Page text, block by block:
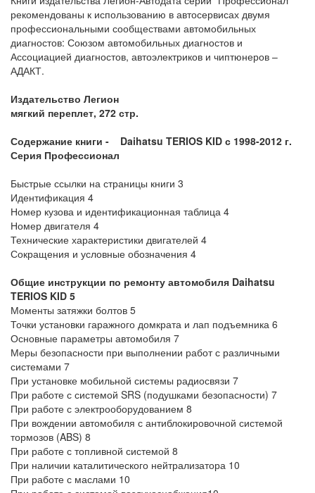
рекомендованы к использованию в автосервисах двумя
профессиональными сообществами автомобильных
диагностов: Союзом автомобильных диагностов и
Ассоциацией диагностов, автоэлектриков и чиптюнеров –
АДАКТ.
Издательство Легион
мягкий переплет, 272 стр.
Содержание книги -
Daihatsu TERIOS KID с 1998-2012 г.
Серия Профессионал
Быстрые ссылки на страницы книги 3
Идентификация 4
Номер кузова и идентификационная таблица 4
Номер двигателя 4
Технические характеристики двигателей 4
Сокращения и условные обозначения 4
Общие инструкции по ремонту автомобиля Daihatsu
TERIOS KID 5
Моменты затяжки болтов 5
Точки установки гаражного домкрата и лап подъемника 6
Основные параметры автомобиля 7
Меры безопасности при выполнении работ с различными
системами 7
При установке мобильной системы радиосвязи 7
При работе с системой SRS (подушками безопасности) 7
При работе с электрооборудованием 8
При вождении автомобиля с антиблокировочной системой
тормозов (ABS) 8
При работе с топливной системой 8
При наличии каталитического нейтрализатора 10
При работе с маслами 10